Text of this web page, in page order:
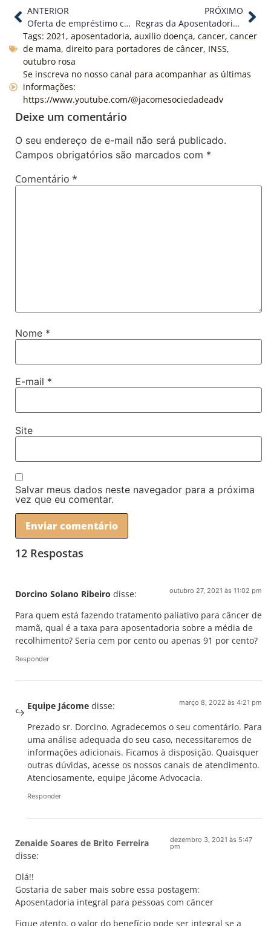
ANTERIOR
Oferta de empréstimo consignado pode ser fraude
PRÓXIMO
Regras da Aposentadoria especial depois da Reforma da Previdência
Tags: 2021 , aposentadoria, auxilio doença, cancer, cancer
de mama, direito para portadores de câncer, INSS,
outubro rosa
Se inscreva no nosso canal para acompanhar as últimas
informações:
https://www.youtube.com/@jacomesociedadeadv
Deixe um comentário
O seu endereço de e-mail não será publicado.
Campos obrigatórios são marcados com *
Comentário *
Nome *
E-mail *
Site
Salvar meus dados neste navegador para a próxima
vez que eu comentar.
12 Respostas
Dorcino Solano Ribeiro disse: outubro 27, 2021 às 11:02 pm
Para quem está fazendo tratamento paliativo para câncer de
mamã, qual é a taxa para aposentadoria sobre a média de
recolhimento? Seria cem por cento ou apenas 91 por cento?
Responder
Equipe Jácome disse: março 8, 2022 às 4:21 pm
Prezado sr. Dorcino. Agradecemos o seu comentário. Para
uma análise adequada do seu caso, necessitaremos de
informações adicionais. Ficamos à disposição. Quaisquer
outras dúvidas, acesse os nossos canais de atendimento.
Atenciosamente, equipe Jácome Advocacia.
Responder
Zenaide Soares de Brito Ferreira
disse:
dezembro 3, 2021 às 5:47
pm
Olá!!
Gostaria de saber mais sobre essa postagem:
Aposentadoria integral para pessoas com câncer
Fique atento, o valor do benefício pode ser integral se a